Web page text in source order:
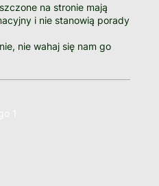
na stronie mają
i nie stanowią porady
nie wahaj się nam go